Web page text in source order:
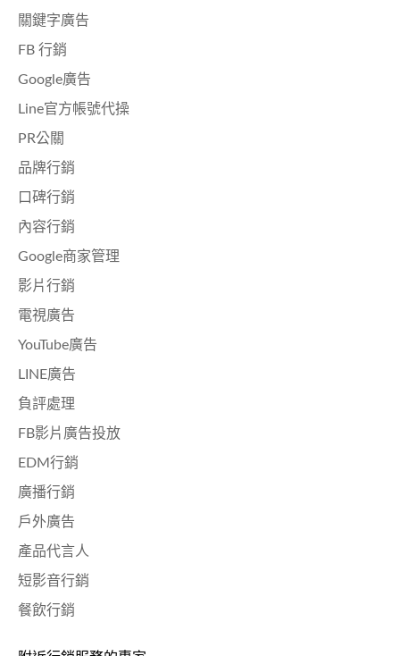
關鍵字廣告
FB 行銷
Google廣告
Line官方帳號代操
PR公關
品牌行銷
口碑行銷
內容行銷
Google商家管理
影片行銷
電視廣告
YouTube廣告
LINE廣告
負評處理
FB影片廣告投放
EDM行銷
廣播行銷
戶外廣告
產品代言人
短影音行銷
餐飲行銷